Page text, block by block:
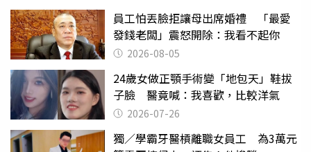
員工怕丟臉拒讓母出席婚禮 「最愛
發錢老闆」震怒開除：我看不起你
2026-08-05
24歲女做正顎手術變「地包天」鞋拔
子臉 醫竟喊：我喜歡，比較洋氣
2026-07-26
獨／學霸牙醫槓離職女員工 為3萬元